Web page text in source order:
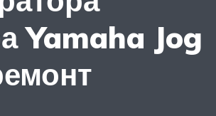
Yamaha Jog